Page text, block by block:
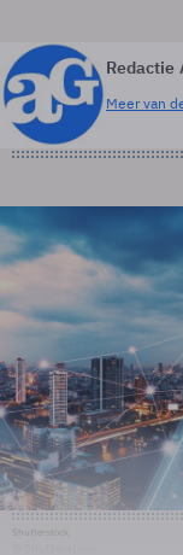
Redactie
Meer van